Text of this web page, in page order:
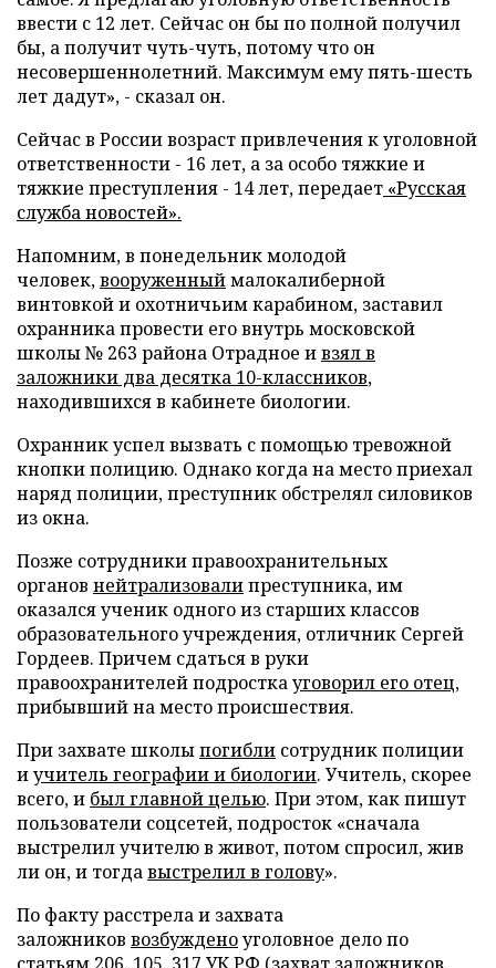
ввести с 12 лет. Сейчас он бы по полной получил
бы, а получит чуть-чуть, потому что он
несовершеннолетний. Максимум ему пять-шесть
лет дадут», - сказал он.
Сейчас в России возраст привлечения к уголовной
ответственности - 16 лет, а за особо тяжкие и
тяжкие преступления - 14 лет,передает «Русская
служба новостей».
Напомним, в понедельник молодой
человек,вооруженныймалокалиберной
винтовкой и охотничьим карабином, заставил
охранника провести его внутрь московской
школы № 263 района Отрадное ивзял в
заложники два десятка 10-классников,
находившихся в кабинете биологии.
Охранник успел вызвать с помощью тревожной
кнопки полицию. Однако когда на место приехал
наряд полиции, преступник обстрелял силовиков
из окна.
Позже сотрудники правоохранительных
органов нейтрализовалипреступника, им
оказался ученик одного из старших классов
образовательного учреждения, отличник Сергей
Гордеев. Причем сдаться в руки
правоохранителей подросткауговорил его отец,
прибывший на место происшествия.
При захвате школыпогибли сотрудник полиции
иучитель географии и биологии. Учитель, скорее
всего, и был главной целью. При этом, как пишут
пользователи соцсетей, подросток «сначала
выстрелил учителю в живот, потом спросил, жив
ли он, и тогдавыстрелил в голову».
По факту расстрела и захвата
заложников возбужденоуголовное дело по